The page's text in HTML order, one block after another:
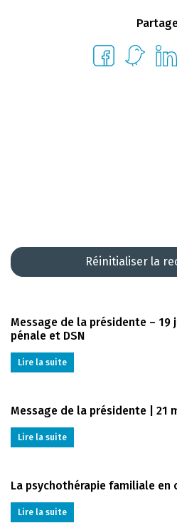
Réinitialiser la
Message de la présidente – 19
pénale et DSN
Lire la suite
Message de la présidente | 21
Lire la suite
La psychothérapie familiale en
Lire la suite